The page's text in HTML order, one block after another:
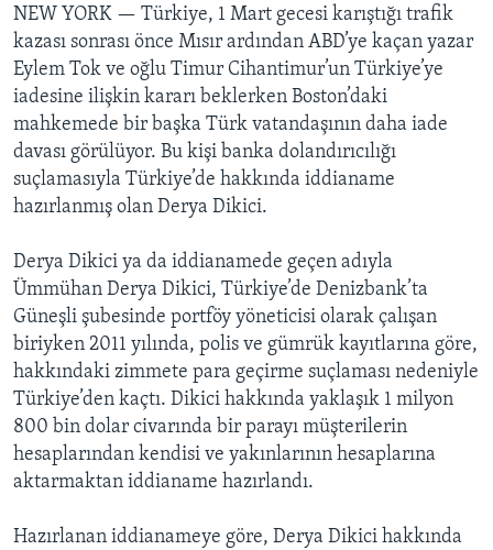
NEW YORK — Türkiye, 1 Mart gecesi karıştığı trafik
kazası sonrası önce Mısır ardından ABD’ye kaçan yazar
Eylem Tok ve oğlu Timur Cihantimur’un Türkiye’ye
iadesine ilişkin kararı beklerken Boston’daki
mahkemede bir başka Türk vatandaşının daha iade
davası görülüyor. Bu kişi banka dolandırıcılığı
suçlamasıyla Türkiye’de hakkında iddianame
hazırlanmış olan Derya Dikici.
Derya Dikici ya da iddianamede geçen adıyla
Ümmühan Derya Dikici, Türkiye’de Denizbank’ta
Güneşli şubesinde portföy yöneticisi olarak çalışan
biriyken 2011 yılında, polis ve gümrük kayıtlarına göre,
hakkındaki zimmete para geçirme suçlaması nedeniyle
Türkiye’den kaçtı. Dikici hakkında yaklaşık 1 milyon
800 bin dolar civarında bir parayı müşterilerin
hesaplarından kendisi ve yakınlarının hesaplarına
aktarmaktan iddianame hazırlandı.
Hazırlanan iddianameye göre, Derya Dikici hakkında